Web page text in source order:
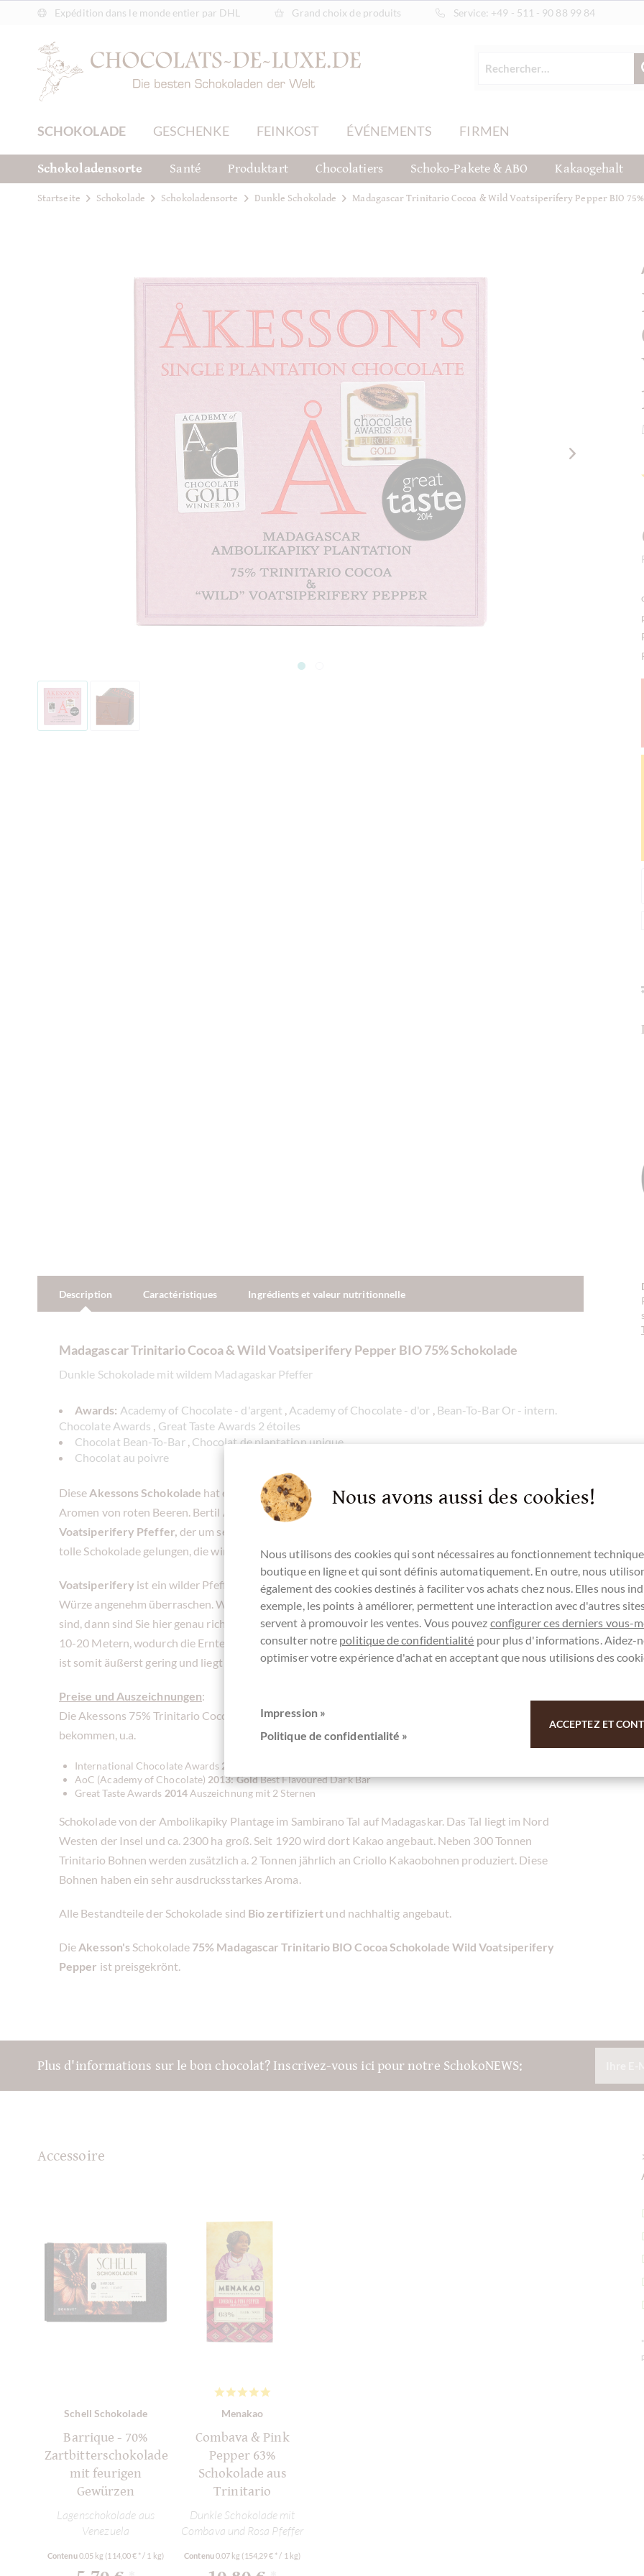
Expédition dans le monde entier par DHL Grand choix de produits Service: +49 - 511 - 90 88 99 84
SCHOKOLADE GESCHENKE FEINKOST ÉVÉNEMENTS FIRMEN
Schokoladensorte Santé Produktart Chocolatiers Schoko-Pakete & ABO Kakaogehalt
Startseite Schokolade Schokoladensorte Dunkle Schokolade Madagascar Trinitario Cocoa & Wild Voatsiperifery Pepper BIO
Description Caractéristiques Ingrédients et valeur nutritionnelle
Madagascar Trinitario Cocoa & Wild Voatsiperifery Pepper BIO 75% Schokolade
Dunkle Schokolade mit wildem Madagaskar Pfeffer
Awards: Academy of Chocolate - d'argent , Academy of Chocolate - d'or , Bean-To-Bar Or - intern.
Chocolate Awards , Great Taste Awards 2 étoiles
Chocolat Bean-To-Bar , Chocolat de plantation unique
Chocolat au poivre
Diese Akessons Schokolade hat ein starkes Kakaoaroma mit Noten nach frucht-süsser Säure und
Aromen von roten Beeren. Bertil Akesson vermischt seine Bio-Schokolade hier mit wildem
Voatsiperifery Pfeffer, der um seine Plantagen auf Madagaskar wächst. Akessons ist eine wirklich
tolle Schokolade gelungen, die wir gerne an dieser Stelle empfehlen !
Voatsiperifery ist ein wilder Pfeffer von Madagaskar. Er wird Sie durch seine Schärfe und seine
Würze angenehm überraschen. Wenn Sie auf der Suche nach etwas Neuem und Außergewöhnlichem
sind, dann sind Sie hier genau richtig. Der Voatsipefifery wächst nur wild und erst in einer Höhe von
10-20 Metern, wodurch die Ernte nicht nur schwierig, sondern auch gefährlich wird. Die Jahresernte
ist somit äußerst gering und liegt bei ca. 1,5 Tonnen.
Preise und Auszeichnungen:
Die Akessons 75% Trinitario Cocoa with wild voatsiperifery Pepper hat schon viele Preise
bekommen, u.a.
International Chocolate Awards 2014 Gold
AoC (Academy of Chocolate) 2013:GoldBest Flavoured Dark Bar
Great Taste Awards 2014Auszeichnung mit 2 Sternen
Schokolade von der Ambolikapiky Plantage im Sambirano Tal auf Madagaskar. Das Tal liegt im Nord
Westen der Insel und ca. 2300 ha groß. Seit 1920 wird dort Kakao angebaut. Neben 300 Tonnen
Trinitario Bohnen werden zusätzlich a. 2 Tonnen jährlich an Criollo Kakaobohnen produziert. Diese
Bohnen haben ein sehr ausdrucksstarkes Aroma.
Alle Bestandteile der Schokolade sind Bio zertifiziert und nachhaltig angebaut.
Die Akesson's Schokolade 75% Madagascar Trinitario BIO Cocoa Schokolade Wild Voatsiperifery
Pepper ist preisgekrönt.
Plus d'informations sur le bon chocolat? Inscrivez-vous ici pour notre SchokoNEWS:
Accessoire
Schell Schokolade
Barrique - 70%
Zartbitterschokolade
mit feurigen
Gewürzen
Lagenschokolade aus
Venezuela
Contenu0.05 kg (114,00 € * / 1 kg)
Menakao
Combava & Pink
Pepper 63%
Schokolade aus
Trinitario
Dunkle Schokolade mit
Combava und Rosa Pfeffer
Contenu0.07 kg (154,29 € * / 1 kg)
Nous avons aussi des cookies!
Nous utilisons des cookies qui sont nécessaires au fonctionnement
boutique en ligne et qui sont définis automatiquement. En outre, nous
également des cookies destinés à faciliter vos achats chez nous. Elles nous
exemple, les points à améliorer, permettent une interaction avec d'autres
servent à promouvoir les ventes. Vous pouvez configurer ces derniers vous-
consulter notre politique de confidentialité pour plus d'informations. Aidez-
optimiser votre expérience d'achat en acceptant que nous utilisions des
Impression »
Politique de confidentialité »
ACCEPTEZ ET